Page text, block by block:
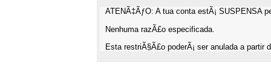
ATENÃ‡ÃƒO: A tua conta estÃ¡ SUSPENSA
Nenhuma razÃ£o especificada.
Esta restriÃ§Ã£o poderÃ¡ ser anulada a partir